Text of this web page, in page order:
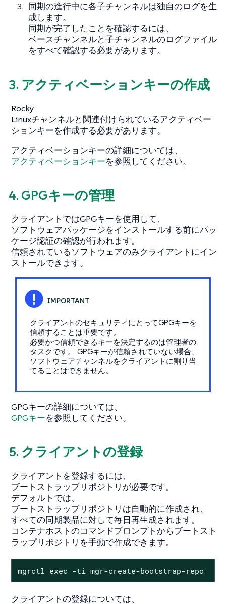
同期の進行中に各子チャンネルは独自のログを生
成します。
同期が完了したことを確認するには、
ベースチャンネルと子チャンネルのログファイル
をすべて確認する必要があります。
3. アクティベーションキーの作成
Rocky
Linuxチャンネルと関連付けられているアクティベー
ションキーを作成する必要があります。
アクティベーションキーの詳細については、
アクティベーションキーを参照してください。
4. GPGキーの管理
クライアントではGPGキーを使用して、
ソフトウェアパッケージをインストールする前にパッ
ケージ認証の確認が行われます。
信頼されているソフトウェアのみクライアントにイン
ストールできます。
クライアントのセキュリティにとってGPGキーを
信頼することは重要です。
必要かつ信頼できるキーを決定するのは管理者の
タスクです。 GPGキーが信頼されていない場合、
ソフトウェアチャンネルをクライアントに割り当
てることはできません。
GPGキーの詳細については、
GPGキーを参照してください。
5. クライアントの登録
クライアントを登録するには、
ブートストラップリポジトリが必要です。
デフォルトでは、
ブートストラップリポジトリは自動的に作成され、
すべての同期製品に対して毎日再生成されます。
コンテナホストのコマンドプロンプトからブートスト
ラップリポジトリを手動で作成できます。
mgrctl exec -ti mgr-create-bootstrap-repo
クライアントの登録については、